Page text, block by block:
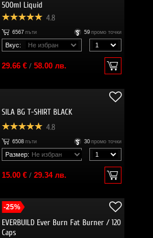
500ml Liquid
4.8
6567 пъти 59 промо точки
Вкус:
29.66 €/ 58.00 лв.
SILA BG T-SHIRT BLACK
4.8
6508 пъти 30 промо точки
Размер:
15.00 €/ 29.34 лв.
-25%
EVERBUILD Ever Burn Fat Burner / 120
Caps